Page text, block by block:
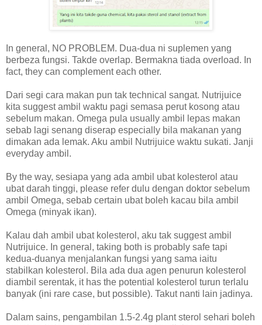
In general, NO PROBLEM. Dua-dua ni suplemen yang
berbeza fungsi. Takde overlap. Bermakna tiada overload. In
fact, they can complement each other.
Dari segi cara makan pun tak technical sangat. Nutrijuice
kita suggest ambil waktu pagi semasa perut kosong atau
sebelum makan. Omega pula usually ambil lepas makan
sebab lagi senang diserap especially bila makanan yang
dimakan ada lemak. Aku ambil Nutrijuice waktu sukati. Janji
everyday ambil.
By the way, sesiapa yang ada ambil ubat kolesterol atau
ubat darah tinggi, please refer dulu dengan doktor sebelum
ambil Omega, sebab certain ubat boleh kacau bila ambil
Omega (minyak ikan).
Kalau dah ambil ubat kolesterol, aku tak suggest ambil
Nutrijuice. In general, taking both is probably safe tapi
kedua-duanya menjalankan fungsi yang sama iaitu
stabilkan kolesterol. Bila ada dua agen penurun kolesterol
diambil serentak, it has the potential kolesterol turun terlalu
banyak (ini rare case, but possible). Takut nanti lain jadinya.
Dalam sains, pengambilan 1.5-2.4g plant sterol sehari boleh